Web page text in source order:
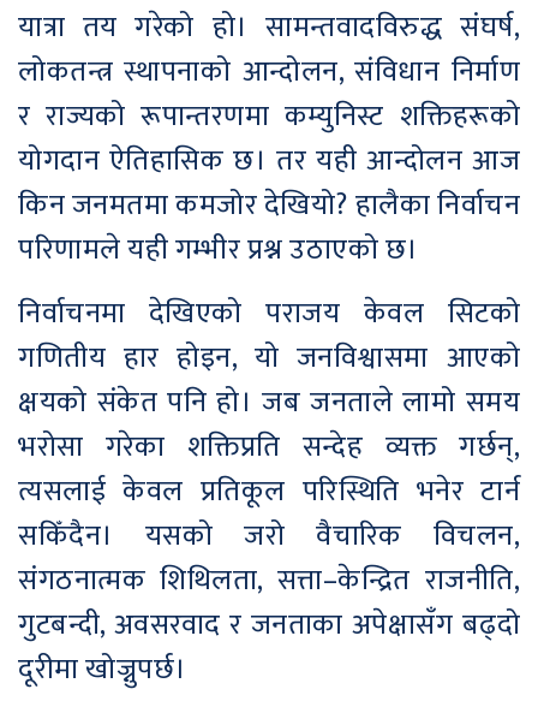
यात्रा तय गरेको हो। सामन्तवादविरुद्ध संघर्ष,
लोकतन्त्र स्थापनाको आन्दोलन, संविधान निर्माण
र राज्यको रूपान्तरणमा कम्युनिस्ट शक्तिहरूको
योगदान ऐतिहासिक छ। तर यही आन्दोलन आज
किन जनमतमा कमजोर देखियो? हालैका निर्वाचन
परिणामले यही गम्भीर प्रश्न उठाएको छ।
निर्वाचनमा देखिएको पराजय केवल सिटको
गणितीय हार होइन, यो जनविश्वासमा आएको
क्षयको संकेत पनि हो। जब जनताले लामो समय
भरोसा गरेका शक्तिप्रति सन्देह व्यक्त गर्छन्,
त्यसलाई केवल प्रतिकूल परिस्थिति भनेर टार्न
सकिँदैन। यसको जरो वैचारिक विचलन,
संगठनात्मक शिथिलता, सत्ता–केन्द्रित राजनीति,
गुटबन्दी, अवसरवाद र जनताका अपेक्षासँग बढ्दो
दूरीमा खोज्नुपर्छ।